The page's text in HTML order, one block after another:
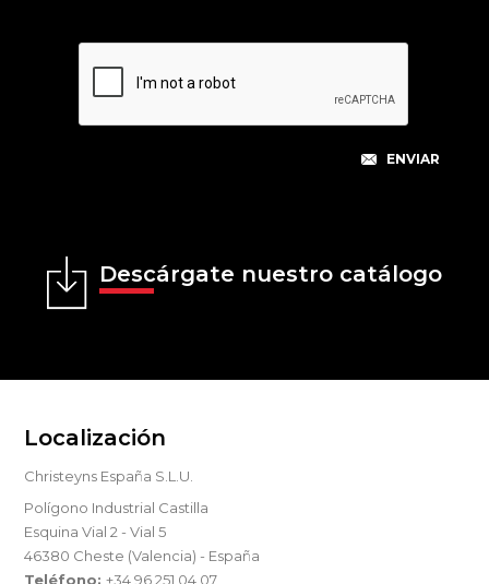
Descárgate nuestro catálogo
Localización
Christeyns España S.L.U.
Polígono Industrial Castilla
Esquina Vial 2 - Vial 5
46380 Cheste (Valencia) - España
Teléfono:+34 96 251 04 07